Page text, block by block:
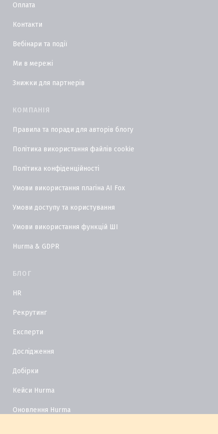
Оплата
Контакти
Вебінари та події
Ми в мережі
Знижки для партнерів
КОМПАНІЯ
Правила та поради для авторів блогу
Політика використання файлів cookie
Політика конфіденційності
Умови використання плагіна AI Fox
Умови доступу та користування
Умови використання функцій ШІ
Hurma & GDPR
БЛОГ
HR
Рекрутинг
Експерти
Дослідження
Добірки
Кейси Hurma
Оновлення Hurma